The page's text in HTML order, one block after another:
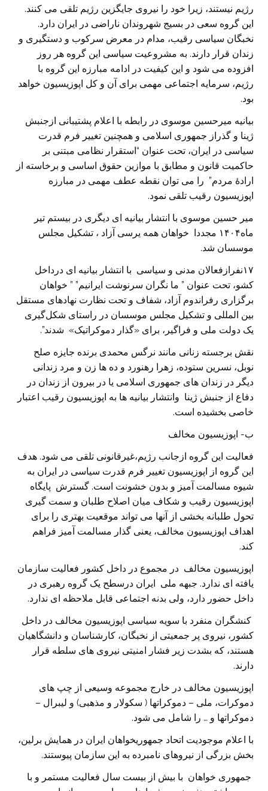
رژیم نیستند، زیرا خود را نیروی جایگزین رژیم تلقی می کنند.
این گروه سعی در بسیج شهروندان ناراضی در ایران دارد.
نخبگان سیاسی رقیب، مدام در معرض سرکوب و دستگیری و
زندان قرار دارند. به مشروعیت سیاسی این گروه هر روز
افزوده می شود و این کیفیت در ادامه مبارزه این گروه با
رژیم، سرمایه اجتماعی مهمی برای آن و کل اپوزیسیون خواهد
بود.
بیانیه میرحسین موسوی در رابطه با اعلام پشتیبانی ازجنبش
ژینا و گذراز جمهوری اسلامی و همچنین تغییر فرم قدرت
سیاسی در ایران، تحت عنوان “استقرار نظامی مبتنی بر
حاکمیت قانون و مطابق با موازین حقوق اساسی و برخاسته از
ارادۀ مردم” را می توان نقطه عطف مهمی در مبارزه
اپوزیسیون رقیب تلقی نمود.
میر حسین موسوی با انتشار بیانیه ای دیگری در بیستم تیر
ماه۱۴۰۴ مجددا خواهان همه یرسی آزاد ، تشکیل مجلس
موسسان شد.
۱۷نفرازفعالان مدنی و سیاسی با انتشار بیانیه ای درداخل
کشو، تحت عنوان ” ما نگران سرنوشت ایرانیم” ” خواهان
برگزاری رفراندوم آزاد، شفاف و تحت نظارت نهادهای مستقل
بین المللی و تشکیل مجلس موسسان در راستای شکل‌گیری
یک دولت ملی و فراگیر، برای «گذار دموکراتیک» شدند”.
نقش برجسته زنانی مانند نرگس محمدی برنده جایزه صلح
نوبل، نسرین ستوده، زهرا رهنورد و ده ها زن و مرد زندانی
دیگر در زندان های جمهوری اسلامی یا در بیرون از زندان در
دفاع از جنبش ژینا وانتشار بیانیه ها به اپوزیسیون رقیب اعتبار
خاصی بخشیده است.
ب- اپوزیسیون مخالف
فعالیت این گروه ازجانب رژیم،غیرقانونی تلقی می شود. هدف
این گروه از اپوزیسیون تغییر فرم قدرت سیاسی در ایران به
شیوه مسالمت آمیز و بدون خشونت است. گسترش پایگاه
اپوزیسیون رقیب و شکاف میان اصلاح طلبان و سمت گیری
تحول طلبانه بخشی از آنها می تواند موقعیت بهتری را برای
اهداف اپوزیسیون مخالف، یعنی گذار مسالمت آمیز فراهم
کند.
اپوزیسیون مخالف در مجموع در داخل کشور فعالیت سازمان
یافته ای ندارد. جبهه ملی ایران درسطح یک گروه رهبری در
داخل حضور دارد، ولی بدنه اجتماعی قابل ملاحظه ای ندارد.
کنشگران منفرد با سویه سیاسی اپوزیسیون مخالف در داخل
کشور، نیروی پر جمعیتی از نخبگان، کارشناسان و دانشگاهیان
هستند، که بشدت زیر فشار امنیتی نیروی های سلطه قرار
دارند.
اپوزیسیون مخالف در خارج مجموعه وسیعی از چپ های
دموکرات، ملی – دموکراتها ( سکولار و مذهبی) و لیبرال –
دموکراتها و … را شامل می شود.
با اعلام موجودیت اتحاد جمهوریخواهان ایران در همایش برلین،
بخش بزرگی از نیروهای نامبرده به این سازمان پیوستند.
جمهوری خواهان با بیش از بیست سال فعالیت مستمر و با